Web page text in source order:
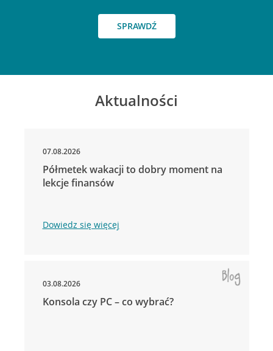
SPRAWDŹ
Aktualności
07.08.2026
Półmetek wakacji to dobry moment na
lekcje finansów
Dowiedz się więcej
03.08.2026
Konsola czy PC – co wybrać?